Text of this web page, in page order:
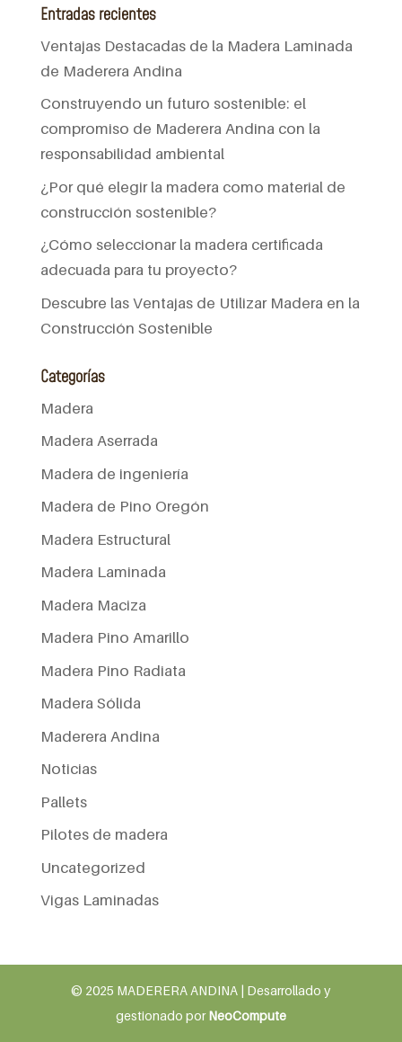
Entradas recientes
Ventajas Destacadas de la Madera Laminada
de Maderera Andina
Construyendo un futuro sostenible: el
compromiso de Maderera Andina con la
responsabilidad ambiental
¿Por qué elegir la madera como material de
construcción sostenible?
¿Cómo seleccionar la madera certificada
adecuada para tu proyecto?
Descubre las Ventajas de Utilizar Madera en la
Construcción Sostenible
Categorías
Madera
Madera Aserrada
Madera de ingeniería
Madera de Pino Oregón
Madera Estructural
Madera Laminada
Madera Maciza
Madera Pino Amarillo
Madera Pino Radiata
Madera Sólida
Maderera Andina
Noticias
Pallets
Pilotes de madera
Uncategorized
Vigas Laminadas
© 2025 MADERERA ANDINA | Desarrollado y
gestionado porNeoCompute